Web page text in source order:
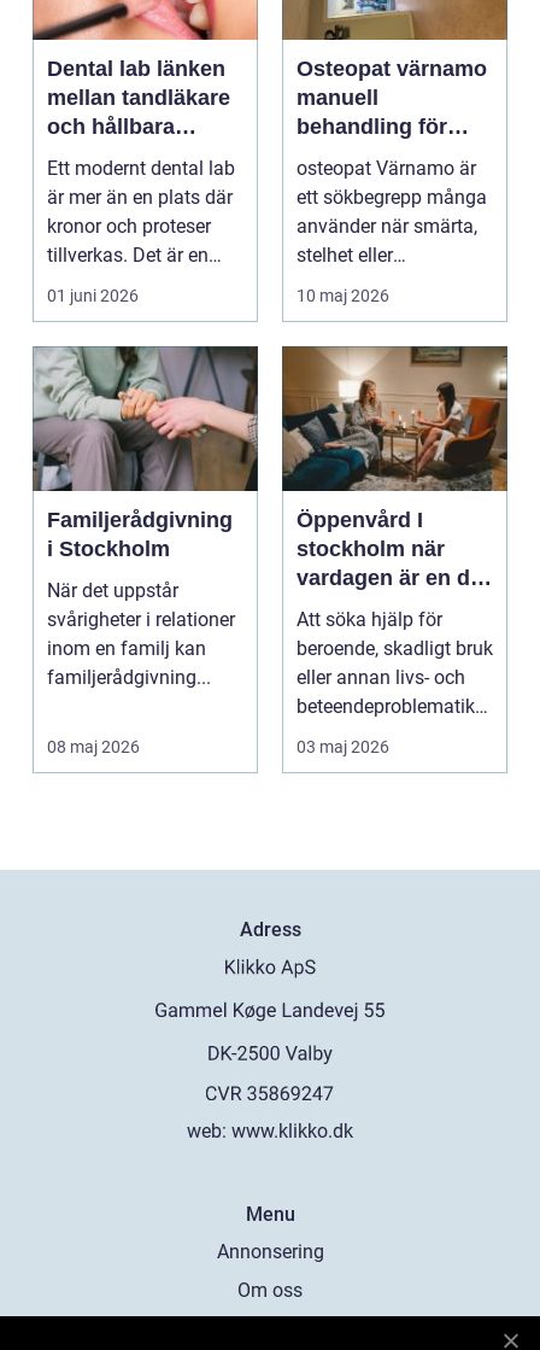
Dental lab länken
mellan tandläkare
och hållbara
leenden
Ett modernt dental lab
är mer än en plats där
kronor och proteser
tillverkas. Det är en
teknisk och ...
01 juni 2026
Osteopat värnamo
manuell
behandling för
minskad smärta
och Ökad rörlighet
osteopat Värnamo är
ett sökbegrepp många
använder när smärta,
stelhet eller
återkommande värk
börjar...
10 maj 2026
Familjerådgivning
i Stockholm
När det uppstår
svårigheter i relationer
inom en familj kan
familjerådgivning...
08 maj 2026
Öppenvård I
stockholm när
vardagen är en del
av behandlingen
Att söka hjälp för
beroende, skadligt bruk
eller annan livs- och
beteendeproblematik
är ett stort st...
03 maj 2026
Adress
web: www.klikko.dk
Menu
Annonsering
Om oss